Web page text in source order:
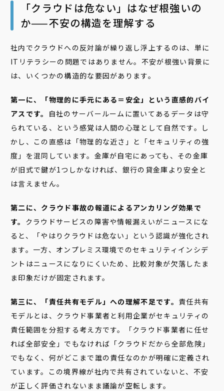
「クラウドは危ない」はなぜ根強いの
か——不安の構造を理解する
社内でクラウドへの反対論が繰り返し浮上するのは、単に
ITリテラシーの問題ではありません。不安が根強い背景に
は、いくつかの構造的な要因があります。
第一に、「物理的に手元にある＝安全」という直感的バイ
アスです。
自社のサーバールームに置いてあるデータは守
られている、という感覚は人間の心理として自然です。し
かし、この直感は「物理的な近さ」と「セキュリティの強
度」を混同しています。金庫が自宅にあっても、その金庫
が旧式で鍵が1つしかなければ、銀行の貸金庫より安全と
は言えません。
第二に、クラウド事故の報道によるアンカリング効果で
す。 クラウドサービスの障害や情報漏えいがニュースにな
ると、「やはりクラウドは危ない」という認識が強化され
ます。一方、オンプレミス環境でのセキュリティインシデ
ントはニュースになりにくいため、比較対象が欠落したま
ま印象だけが固定されます。
第三に、「責任共有モデル」への理解不足です。 責任共有
モデルとは、クラウド事業者と利用企業がセキュリティの
責任範囲を分担する考え方です。「クラウド事業者に任せ
れば全部安全」でもなければ「クラウドだから全部危険」
でもなく、何がどこまで誰の責任なのかが明確に定義され
ています。この境界線が社内で共有されていないと、不安
が正しく評価されないまま議論が空転します。